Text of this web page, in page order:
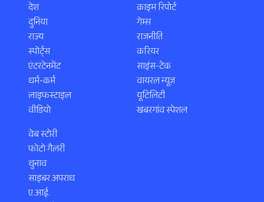
देश
दुनिया
राज्य
स्पोर्ट्स
एंटरटेनमेंट
धर्म-कर्म
लाइफस्टाइल
वीडियो
क्राइम रिपोर्ट
गेम्स
राजनीति
करियर
साइंस-टेक
वायरल न्यूज़
यूटिलिटी
खबरगांव स्पेशल
वेब स्टोरी
फोटो गैलरी
चुनाव
साइबर अपराध
ए.आई.